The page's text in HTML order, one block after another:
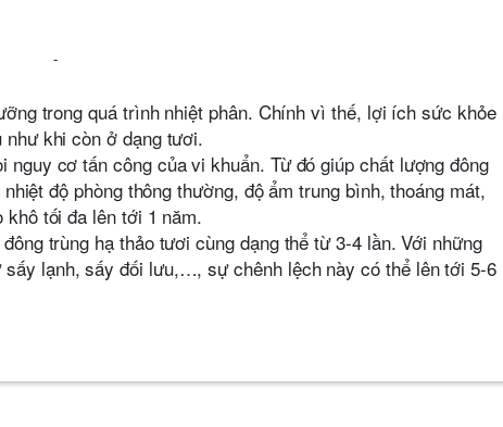
-
trong quá trình nhiệt phân. Chính vì thế, lợi ích sức khỏe
khi còn ở dạng tươi.
cơ tấn công của vi khuẩn. Từ đó giúp chất lượng đông
độ phòng thông thường, độ ẩm trung bình, thoáng mát,
tối đa lên tới 1 năm.
trùng hạ thảo tươi cùng dạng thể từ 3-4 lần. Với những
lạnh, sấy đối lưu,…, sự chênh lệch này có thể lên tới 5-6